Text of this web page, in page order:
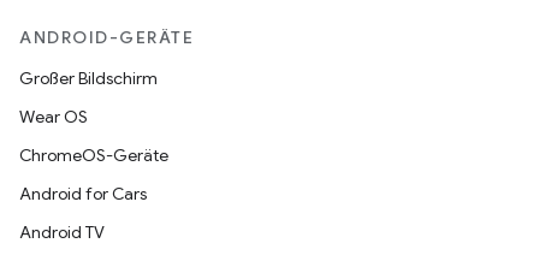
ANDROID-GERÄTE
Großer Bildschirm
Wear OS
ChromeOS-Geräte
Android for Cars
Android TV